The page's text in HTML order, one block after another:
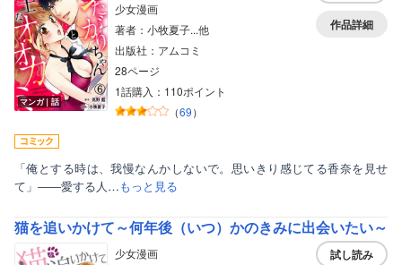
マンガ｜話
少女漫画
著者：小牧夏子...他
出版社：アムコミ
28ページ
1話購入：110ポイント
（69）
作品詳細
「俺とする時は、我慢なんかしないで。思いきり感じてる香奈を見せ
て」――愛する人…もっと見る
猫を追いかけて～何年後（いつ）かのきみに出会いたい～
少女漫画
試し読み